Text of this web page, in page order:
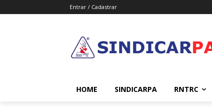
Entrar / Cadastrar
HOME SINDICARPA RNTRC